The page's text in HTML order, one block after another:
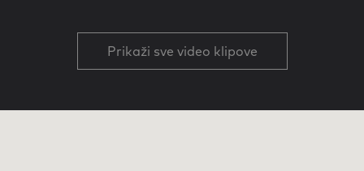
Prikaži sve video klipove